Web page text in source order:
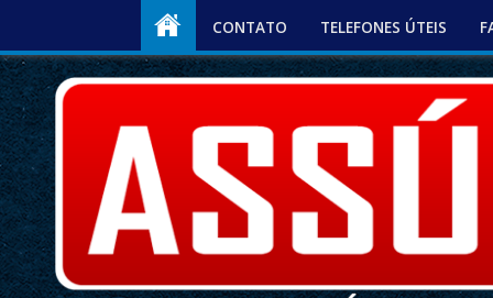
CONTATO TELEFONES ÚTEIS